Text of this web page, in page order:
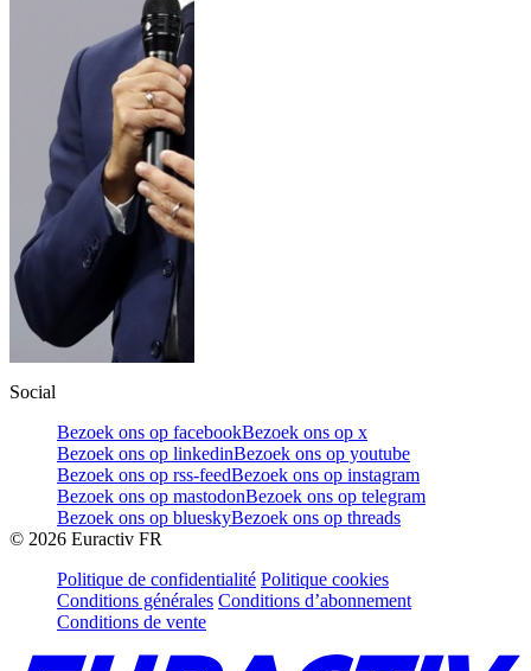
Social
Bezoek ons op facebookBezoek ons op x
Bezoek ons op linkedinBezoek ons op youtube
Bezoek ons op rss-feedBezoek ons op instagram
Bezoek ons op mastodonBezoek ons op telegram
Bezoek ons op blueskyBezoek ons op threads
© 2026 Euractiv FR
Politique de confidentialité Politique cookies
Conditions générales Conditions d’abonnement
Conditions de vente